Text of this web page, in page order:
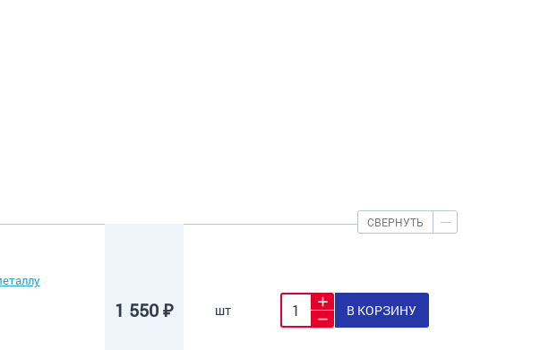
СВЕРНУТЬ
1 550 ₽ шт В КОРЗИНУ